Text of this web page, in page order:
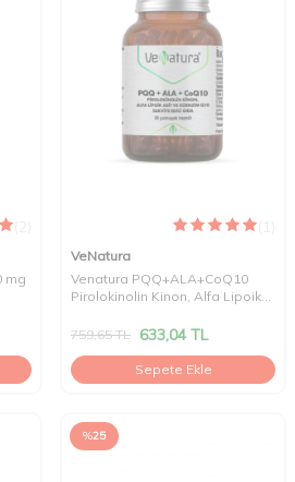
mg
VeNatura
Venatura PQQ+ALA+CoQ10
Pirolokinolin Kinon, Alfa Lipoik
759,65TL 633,04 TL
Sepete Ekle
%25